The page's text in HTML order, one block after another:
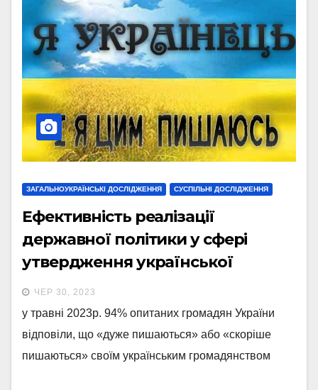
ЗАГАЛЬНОУКРАЇНСЬКІ ДОСЛІДЖЕННЯ СУСПІЛЬНІ ДОСЛІДЖЕННЯ
Ефективність реалізації
державної політики у сфері
утвердження української
національної та громадянської
ідентичності: соціологічні
індикатори (травень 2023р.)
ЧЕР 30, 2023
у травні 2023р. 94% опитаних громадян України
відповіли, що «дуже пишаються» або «скоріше
пишаються» своїм українським громадянством